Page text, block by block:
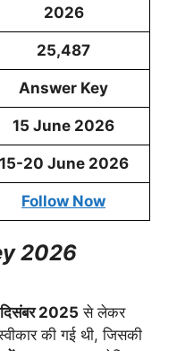
2026
25,487
Answer Key
15 June 2026
15-20 June 2026
Follow Now
2026
2025 से लेकर
की गई थी, जिसकी